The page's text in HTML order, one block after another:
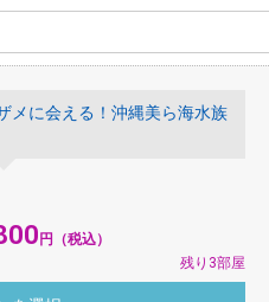
メに会える！沖縄美ら海水族
円（税込）
残り3部屋